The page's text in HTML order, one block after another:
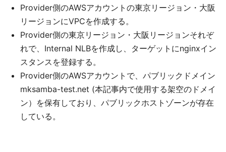
Provider側のAWSアカウントの東京リージョン・大阪
リージョンにVPCを作成する。
Provider側の東京リージョン・大阪リージョンそれぞ
れで、Internal NLBを作成し、ターゲットにnginxイン
スタンスを登録する。
Provider側のAWSアカウントで、パブリックドメイン
mksamba-test.net (本記事内で使用する架空のドメイ
ン）を保有しており、パブリックホストゾーンが存在
している。